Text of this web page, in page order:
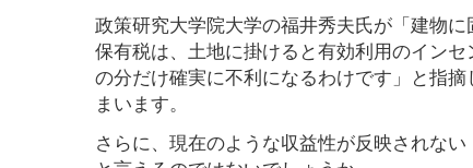
政策研究大学院大学の福井秀夫氏が「建物
保有税は、土地に掛けると有効利用のイン
の分だけ確実に不利になるわけです」と指
まいます。
さらに、現在のような収益性が反映されな